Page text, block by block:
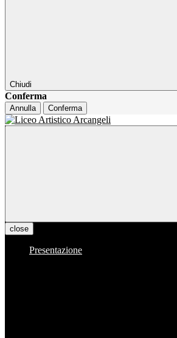
Chiudi
Conferma
Annulla Conferma
close
Presentazione